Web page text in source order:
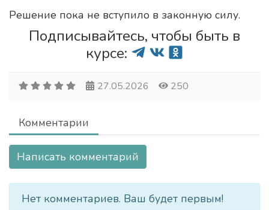
Решение пока не вступило в законную силу.
Подписывайтесь, чтобы быть в
курсе:
27.05.2026 250
Комментарии
Написать комментарий
Нет комментариев. Ваш будет первым!